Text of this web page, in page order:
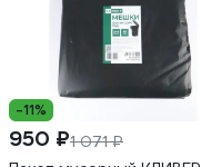
-11%
950 ₽1 071 ₽